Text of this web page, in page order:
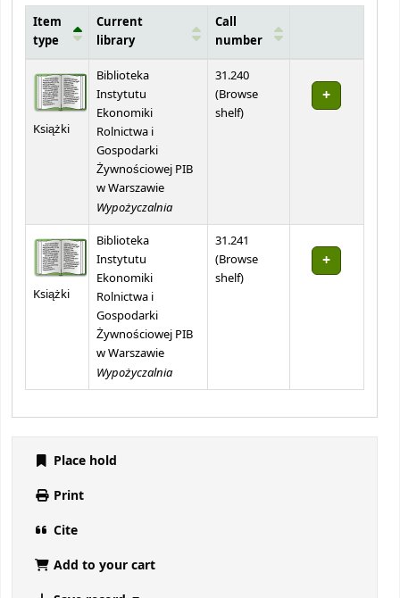
Item
type
Current
library
Call
number
Książki
Biblioteka
Instytutu
Ekonomiki
Rolnictwa i
Gospodarki
Żywnościowej PIB
w Warszawie
Wypożyczalnia
31.240
(Browse
shelf(Opens below)
)
Książki
Biblioteka
Instytutu
Ekonomiki
Rolnictwa i
Gospodarki
Żywnościowej PIB
w Warszawie
Wypożyczalnia
31.241
(Browse
shelf(Opens below)
)
Place hold
Print
Cite
Add to your cart